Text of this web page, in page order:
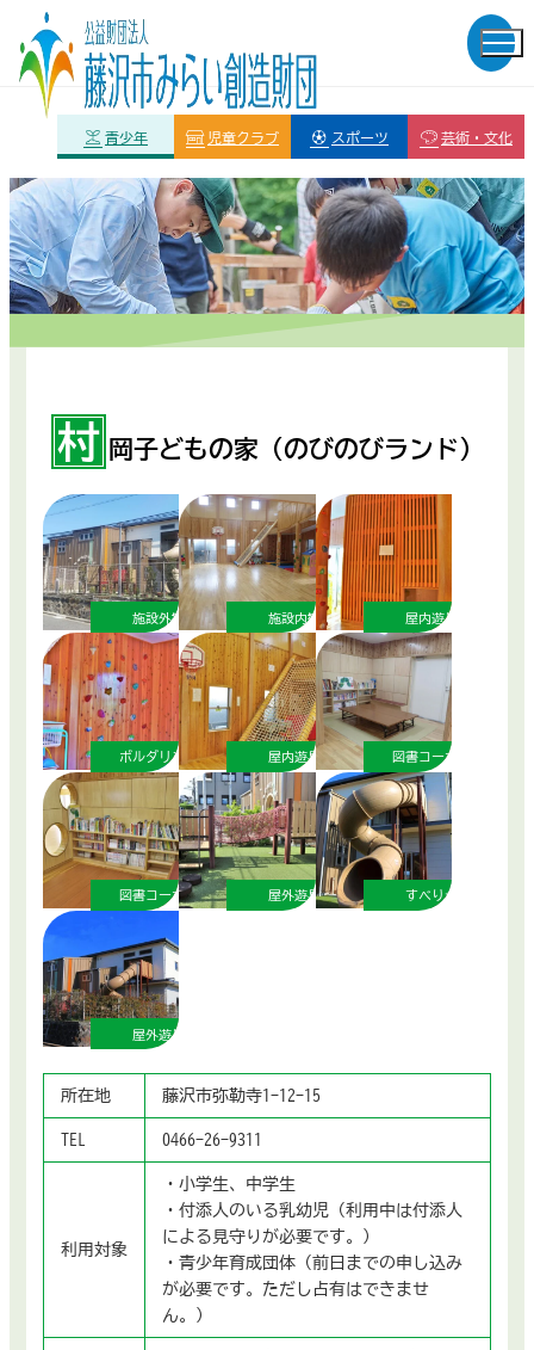
青少年 児童クラブ スポーツ 芸術・文化
村 岡子どもの家（のびのびランド）
施設外観 施設内観 屋内遊具
ボルダリング 屋内遊具 図書コーナー
図書コーナー 屋外遊具 すべり台
屋外遊具
所在地 藤沢市弥勒寺1-12-15
TEL 0466-26-9311
利用対象
・小学生、中学生
・付添人のいる乳幼児（利用中は付添人
による見守りが必要です。）
・青少年育成団体（前日までの申し込み
が必要です。ただし占有はできませ
ん。）